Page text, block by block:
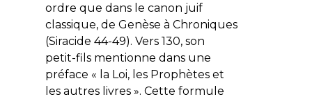
ordre que dans le canon juif
classique, de Genèse à Chroniques
(Siracide 44-49). Vers 130, son
petit-fils mentionne dans une
préface « la Loi, les Prophètes et
les autres livres». Cette formule